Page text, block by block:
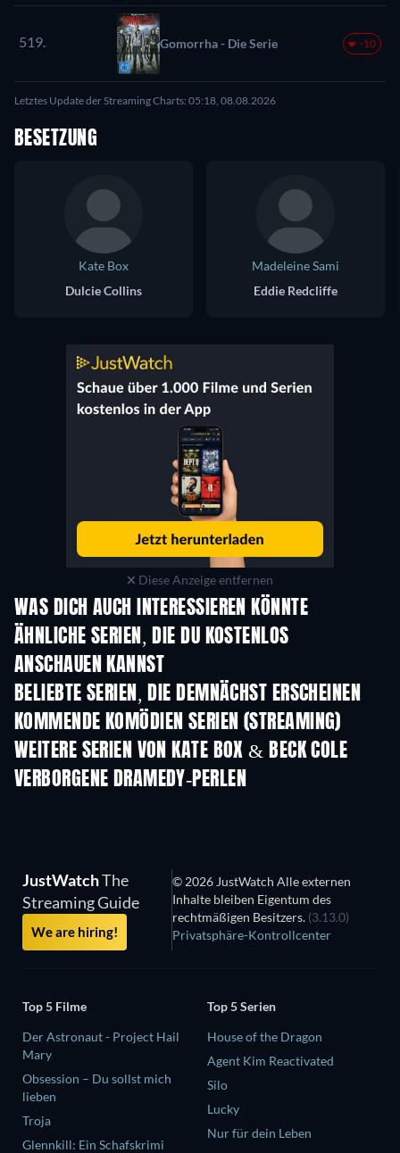
519. Gomorrha - Die Serie -10
Letztes Update der Streaming Charts: 05:18, 08.08.2026
BESETZUNG
Kate Box
Dulcie Collins
Madeleine Sami
Eddie Redcliffe
Diese Anzeige entfernen
WAS DICH AUCH INTERESSIEREN KÖNNTE
Serie Serie
ÄHNLICHE SERIEN, DIE DU KOSTENLOS
ANSCHAUEN KANNST
Serie
BELIEBTE SERIEN, DIE DEMNÄCHST ERSCHEINEN
Serie Serie
KOMMENDE KOMÖDIEN SERIEN (STREAMING)
Staffel 6 Staffel 2
WEITERE SERIEN VON KATE BOX & BECK COLE
Serie Serie
VERBORGENE DRAMEDY-PERLEN
JustWatchThe
Streaming Guide
We are hiring!
© 2026 JustWatch Alle externen
Inhalte bleiben Eigentum des
rechtmäßigen Besitzers. (3.13.0)
Privatsphäre-Kontrollcenter
Top 5 Filme
Der Astronaut - Project Hail
Mary
Obsession – Du sollst mich
lieben
Troja
Glennkill: Ein Schafskrimi
Top 5 Serien
House of the Dragon
Agent Kim Reactivated
Silo
Lucky
Nur für dein Leben